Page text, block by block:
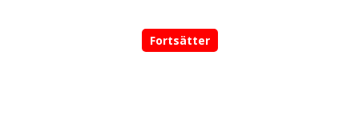
Fortsätter